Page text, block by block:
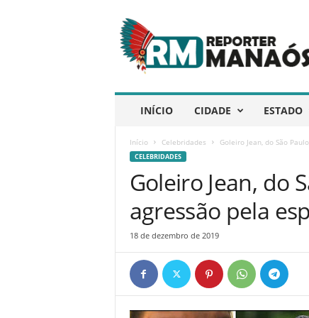
e
p
ó
INÍCIO CIDADE ESTADO
Início Celebridades Goleiro Jean, do São
CELEBRIDADES
Goleiro Jean, do
agressão pela
18 de dezembro de 2019